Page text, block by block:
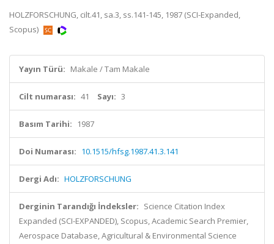
HOLZFORSCHUNG, cilt.41, sa.3, ss.141-145, 1987 (SCI-Expanded,
Scopus)
Yayın Türü: Makale / Tam Makale
Cilt numarası: 41 Sayı: 3
Basım Tarihi: 1987
Doi Numarası: 10.1515/hfsg.1987.41.3.141
Dergi Adı: HOLZFORSCHUNG
Derginin Tarandığı İndeksler: Science Citation Index
Expanded (SCI-EXPANDED), Scopus, Academic Search Premier,
Aerospace Database, Agricultural & Environmental Science